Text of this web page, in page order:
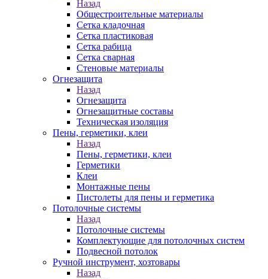
Назад
Общестроительные материалы
Сетка кладочная
Сетка пластиковая
Сетка рабица
Сетка сварная
Стеновые материалы
Огнезащита
Назад
Огнезащита
Огнезащитные составы
Техническая изоляция
Пены, герметики, клеи
Назад
Пены, герметики, клеи
Герметики
Клеи
Монтажные пены
Пистолеты для пены и герметика
Потолочные системы
Назад
Потолочные системы
Комплектующие для потолочных систем
Подвесной потолок
Ручной инструмент, хозтовары
Назад